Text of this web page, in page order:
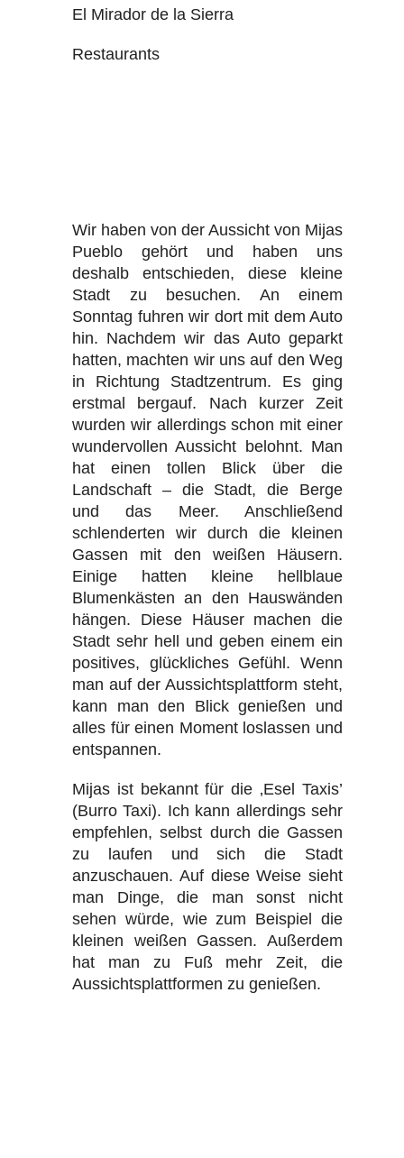
El Mirador de la Sierra
Restaurants
Wir haben von der Aussicht von Mijas
Pueblo gehört und haben uns
deshalb entschieden, diese kleine
Stadt zu besuchen. An einem
Sonntag fuhren wir dort mit dem Auto
hin. Nachdem wir das Auto geparkt
hatten, machten wir uns auf den Weg
in Richtung Stadtzentrum. Es ging
erstmal bergauf. Nach kurzer Zeit
wurden wir allerdings schon mit einer
wundervollen Aussicht belohnt. Man
hat einen tollen Blick über die
Landschaft – die Stadt, die Berge
und das Meer. Anschließend
schlenderten wir durch die kleinen
Gassen mit den weißen Häusern.
Einige hatten kleine hellblaue
Blumenkästen an den Hauswänden
hängen. Diese Häuser machen die
Stadt sehr hell und geben einem ein
positives, glückliches Gefühl. Wenn
man auf der Aussichtsplattform steht,
kann man den Blick genießen und
alles für einen Moment loslassen und
entspannen.
Mijas ist bekannt für die ‚Esel Taxis’
(Burro Taxi). Ich kann allerdings sehr
empfehlen, selbst durch die Gassen
zu laufen und sich die Stadt
anzuschauen. Auf diese Weise sieht
man Dinge, die man sonst nicht
sehen würde, wie zum Beispiel die
kleinen weißen Gassen. Außerdem
hat man zu Fuß mehr Zeit, die
Aussichtsplattformen zu genießen.